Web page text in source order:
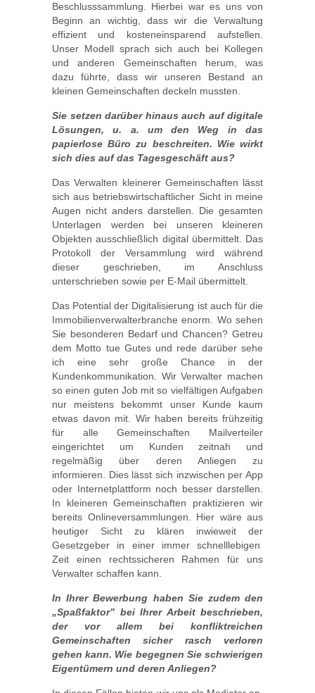
Beschlusssammlung. Hierbei war es uns von
Beginn an wichtig, dass wir die Verwaltung
effizient und kosteneinsparend aufstellen.
Unser Modell sprach sich auch bei Kollegen
und anderen Gemeinschaften herum, was
dazu führte, dass wir unseren Bestand an
kleinen Gemeinschaften deckeln mussten.
Sie setzen darüber hinaus auch auf digitale
Lösungen, u. a. um den Weg in das
papierlose Büro zu beschreiten. Wie wirkt
sich dies auf das Tagesgeschäft aus?
Das Verwalten kleinerer Gemeinschaften lässt
sich aus betriebswirtschaftlicher Sicht in meine
Augen nicht anders darstellen. Die gesamten
Unterlagen werden bei unseren kleineren
Objekten ausschließlich digital übermittelt. Das
Protokoll der Versammlung wird während
dieser geschrieben, im Anschluss
unterschrieben sowie per E-Mail übermittelt.
Das Potential der Digitalisierung ist auch für die
Immobilienverwalterbranche enorm. Wo sehen
Sie besonderen Bedarf und Chancen? Getreu
dem Motto tue Gutes und rede darüber sehe
ich eine sehr große Chance in der
Kundenkommunikation. Wir Verwalter machen
so einen guten Job mit so vielfältigen Aufgaben
nur meistens bekommt unser Kunde kaum
etwas davon mit. Wir haben bereits frühzeitig
für alle Gemeinschaften Mailverteiler
eingerichtet um Kunden zeitnah und
regelmäßig über deren Anliegen zu
informieren. Dies lässt sich inzwischen per App
oder Internetplattform noch besser darstellen.
In kleineren Gemeinschaften praktizieren wir
bereits Onlineversammlungen. Hier wäre aus
heutiger Sicht zu klären inwieweit der
Gesetzgeber in einer immer schnelllebigen
Zeit einen rechtssicheren Rahmen für uns
Verwalter schaffen kann.
In Ihrer Bewerbung haben Sie zudem den
„Spaßfaktor” bei Ihrer Arbeit beschrieben,
der vor allem bei konfliktreichen
Gemeinschaften sicher rasch verloren
gehen kann. Wie begegnen Sie schwierigen
Eigentümern und deren Anliegen?